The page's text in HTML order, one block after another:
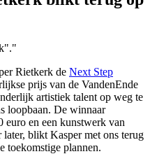
Rietkerk de Next Step
prijs van de VandenEnde
artistiek talent op weg te
loopbaan. De winnaar
euro en een kunstwerk van
blikt Kasper met ons terug
toekomstige plannen.